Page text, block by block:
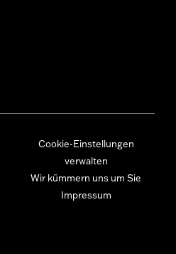
Cookie-Einstellungen
verwalten
Wir kümmern uns um Sie
Impressum